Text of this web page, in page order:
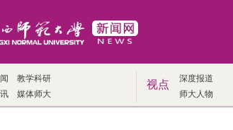
教学科研
媒体师大
视点
深度报道
师大人物